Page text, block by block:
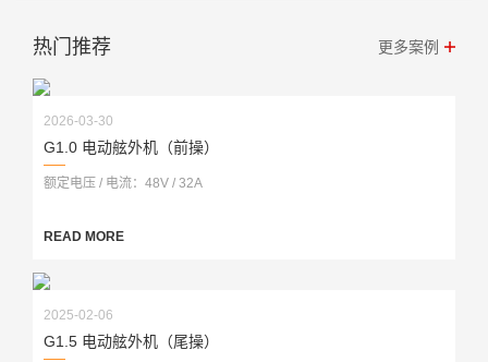
热门推荐 更多案例
2026-03-30
G1.0 电动舷外机（前操）
额定电压 / 电流：48V / 32A
READ MORE
2025-02-06
G1.5 电动舷外机（尾操）